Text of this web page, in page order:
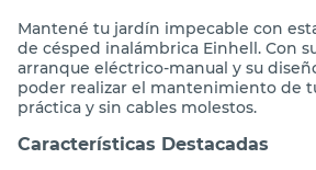
Mantené tu jardín impecable con
de césped inalámbrica Einhell. Con
arranque eléctrico-manual y su
poder realizar el mantenimiento de
práctica y sin cables molestos.
Características Destacadas